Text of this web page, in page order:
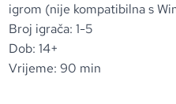
igrom (nije kompatibilna s
Broj igrača: 1-5
Dob: 14+
Vrijeme: 90 min